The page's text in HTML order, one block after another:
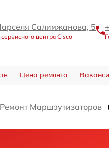
Салимжанова, 5
центра Cisco
Цена ремонта
Ремонт Маршрутизаторов